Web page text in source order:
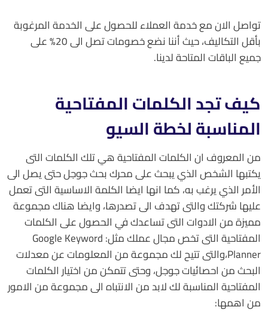
تواصل الان مع خدمة العملاء للحصول على الخدمة المرغوبة
بأقل التكاليف، حيث أننا نضع خصومات تصل الى 20% على
جميع الباقات المتاحة لدينا.
كيف تجد الكلمات المفتاحية
المناسبة لخطة السيو
من المعروف ان الكلمات المفتاحية هي تلك الكلمات التى
يكتبها الشخص الذي يبحث على محرك بحث جوجل حتى يصل الى
الأمر الذي يرغب به، كما انها ايضا الكلمة الاساسية التى تعمل
عليها شركتك والتى تهدف الى تصدرها، وايضا هناك مجموعة
مميزة من الادوات التى تساعدك في الحصول على الكلمات
المفتاحية التى تخص مجال عملك مثل: Google Keyword
Planner،والتى تتيح لك مجموعة من المعلومات عن معدلات
البحث من احصائيات جوجل، وحتى تتمكن من اختيار الكلمات
المفتاحية المناسبة لك لابد من الانتباه الى مجموعة من الامور
من اهمها: